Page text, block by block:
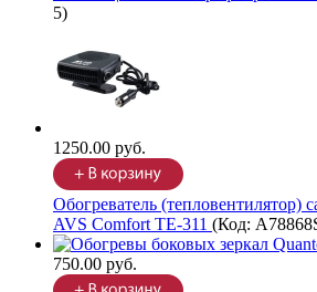
5)
1250.00 руб.
Обогреватель (тепловентилятор)
AVS Comfort TE-311 (Код:
750.00 руб.